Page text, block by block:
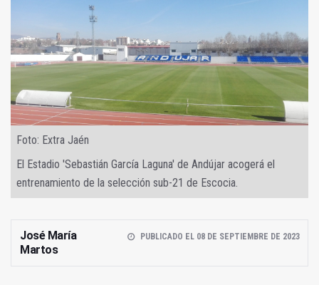
Foto: Extra Jaén
El Estadio 'Sebastián García Laguna' de Andújar acogerá el
entrenamiento de la selección sub-21 de Escocia.
José María
Martos
PUBLICADO EL 08 DE SEPTIEMBRE DE 2023